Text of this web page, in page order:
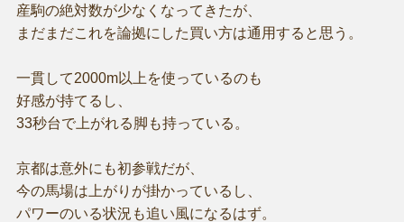
産駒の絶対数が少なくなってきたが、
まだまだこれを論拠にした買い方は通用すると思う。
一貫して2000m以上を使っているのも
好感が持てるし、
33秒台で上がれる脚も持っている。
京都は意外にも初参戦だが、
今の馬場は上がりが掛かっているし、
パワーのいる状況も追い風になるはず。